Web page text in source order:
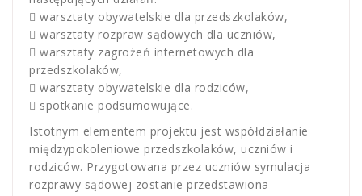
 warsztaty obywatelskie dla przedszkolaków,
 warsztaty rozpraw sądowych dla uczniów,
 warsztaty zagrożeń internetowych dla
przedszkolaków,
 warsztaty obywatelskie dla rodziców,
 spotkanie podsumowujące.
Istotnym elementem projektu jest współdziałanie
międzypokoleniowe przedszkolaków, uczniów i
rodziców. Przygotowana przez uczniów symulacja
rozprawy sądowej zostanie przedstawiona